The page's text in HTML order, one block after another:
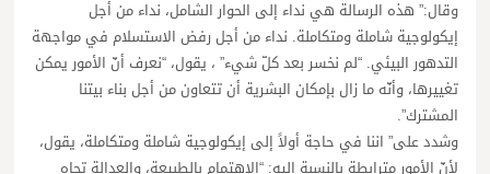
وقال:” هذه الرسالة هي نداء إلى الحوار الشامل، نداء من أجل
إيكولوجية شاملة ومتكاملة. نداء من أجل رفض الاستسلام في مواجهة
التدهور البيئي. “لم نخسر بعد كلّ شيء” ، يقول، “نعرف أنّ الأمور يمكن
تغييرها، وأنّه ما زال بإمكان البشرية أن تتعاون من أجل بناء بيتنا
المشترك”.
وشدد على” اننا في حاجة أولاً إلى إيكولوجية شاملة ومتكاملة، يقول،
لأنّ الأمور مترابطة بالنسبة إليه: “الاهتمام بالطبيعة، والعدالة تجاه